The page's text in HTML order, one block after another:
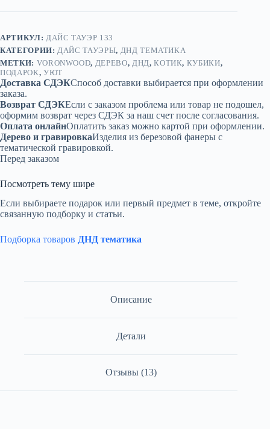
АРТИКУЛ: ДАЙС ТАУЭР 133
КАТЕГОРИИ: ДАЙС ТАУЭРЫ, ДНД ТЕМАТИКА
МЕТКИ: VORONWOOD, ДЕРЕВО, ДНД,КОТИК, КУБИКИ,
ПОДАРОК, УЮТ
Доставка СДЭКСпособ доставки выбирается при оформлении
заказа.
Возврат СДЭКЕсли с заказом проблема или товар не подошел,
оформим возврат через СДЭК за наш счет после согласования.
Оплата онлайнОплатить заказ можно картой при оформлении.
Дерево и гравировкаИзделия из березовой фанеры с
тематической гравировкой.
Перед заказом
Посмотреть тему шире
Если выбираете подарок или первый предмет в теме, откройте
связанную подборку и статьи.
Подборка товаров ДНД тематика
Описание
Детали
Отзывы (13)